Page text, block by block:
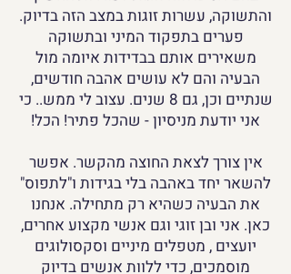
והתשוקה, עשרות זוגות במצב הזה בדיוק.
פערים בתפקוד המיני ובתשוקה
משאירים אותם בבדידות איומה מול
הבעיה והם לא עושים אהבה חודשים,
שנתיים וכן, גם 8 שנים. עצוב לי ממש.. כי
אני יודעת מניסיון - שהכל פתיר! הכל!
אין צורך לצאת החוצה מהקשר. אפשר
להשאר יחד באהבה בלי בגידות ו"לתפוס"
את הבעיה כשהיא רק מתחילה. אנחנו
כאן. אני ובן זוגי וגם אנשי מקצוע אחרים,
יועצים , מטפלים מיניים וסקסולוגים
מוסמכים, כדי ללוות אנשים בדיוק